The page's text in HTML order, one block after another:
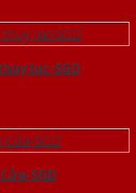
luc-SGD
SGD